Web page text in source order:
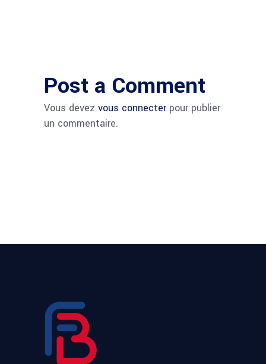
Post a Comment
Vous devez vous connecterpour publier
un commentaire.